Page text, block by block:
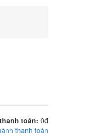
toán: 0đ
thanh toán